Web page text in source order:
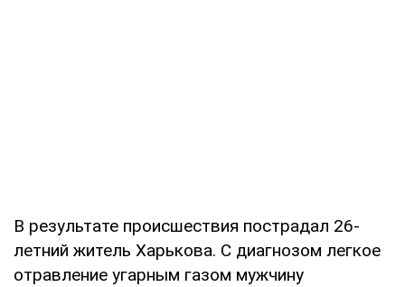
В результате происшествия пострадал 26-
летний житель Харькова. С диагнозом легкое
отравление угарным газом мужчину